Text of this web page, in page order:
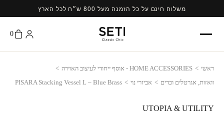
משלוח חינם על כל הזמנה מעל 800 ש״ח לכל הארץ
0
ראשי > HOME ACCESSORIES - אוסף ייחודי לעיצוב האוירה
>
וואזות, אגרטלים וכדים > אביזרי נוי >
PISARA Stacking Vessel L – Blue Brass
UTOPIA & UTILITY